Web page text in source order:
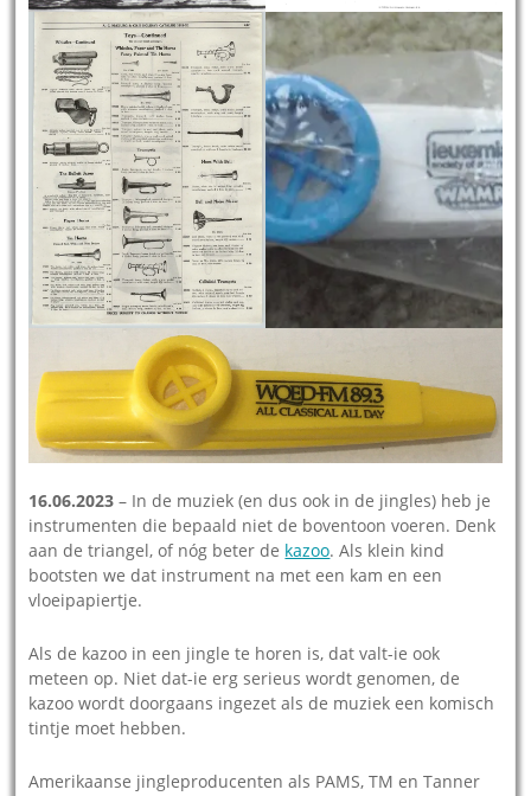
16.06.2023 – In de muziek (en dus ook in de jingles) heb je
instrumenten die bepaald niet de boventoon voeren. Denk
aan de triangel, of nóg beter de kazoo. Als klein kind
bootsten we dat instrument na met een kam en een
vloeipapiertje.
Als de kazoo in een jingle te horen is, dat valt-ie ook
meteen op. Niet dat-ie erg serieus wordt genomen, de
kazoo wordt doorgaans ingezet als de muziek een komisch
tintje moet hebben.
Amerikaanse jingleproducenten als PAMS, TM en Tanner